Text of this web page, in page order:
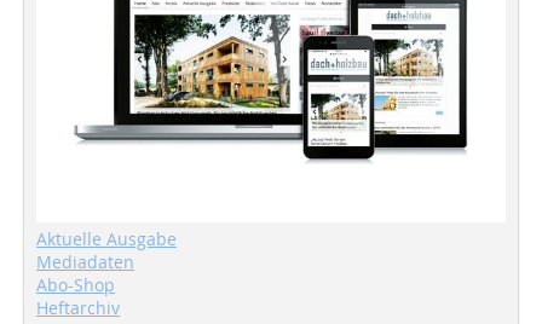
Aktuelle Ausgabe
Mediadaten
Abo-Shop
Heftarchiv